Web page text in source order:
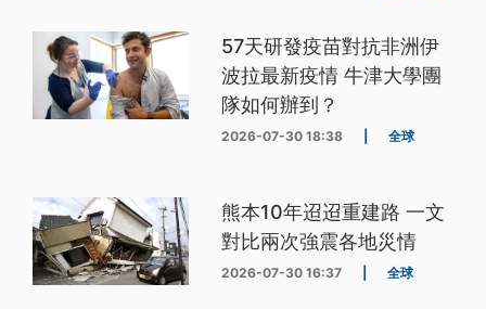
57天研發疫苗對抗非洲伊
波拉最新疫情 牛津大學團
隊如何辦到？
2026-07-30 18:38 全球
熊本10年迢迢重建路 一文
對比兩次強震各地災情
2026-07-30 16:37 全球